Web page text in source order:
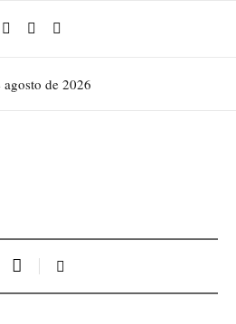
agosto de 2026